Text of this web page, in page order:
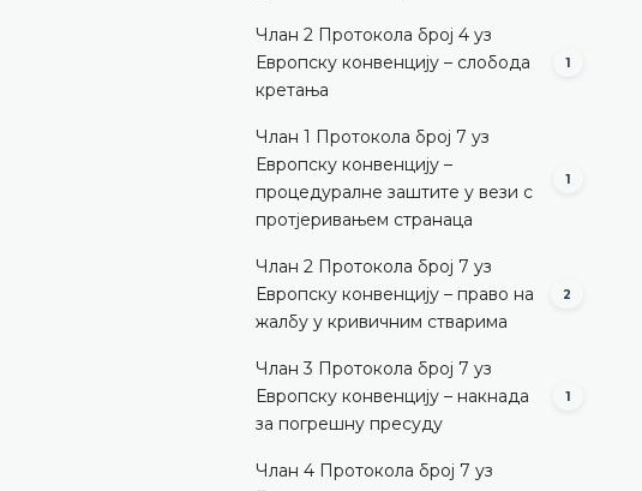
Члан 2 Протокола број 4 уз
Европску конвенцију – слобода
кретања
1
Члан 1 Протокола број 7 уз
Европску конвенцију –
процедуралне заштите у вези с
протјеривањем странаца
1
Члан 2 Протокола број 7 уз
Европску конвенцију – право на
жалбу у кривичним стварима
2
Члан 3 Протокола број 7 уз
Европску конвенцију – накнада
за погрешну пресуду
1
Члан 4 Протокола број 7 уз